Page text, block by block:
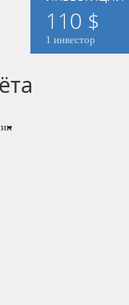
110 $
1 инвестор